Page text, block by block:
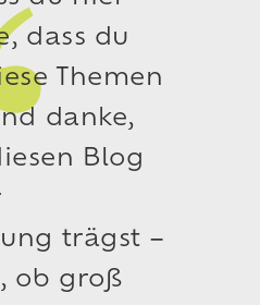
dass du
Themen
danke,
Blog
trägst –
ob groß